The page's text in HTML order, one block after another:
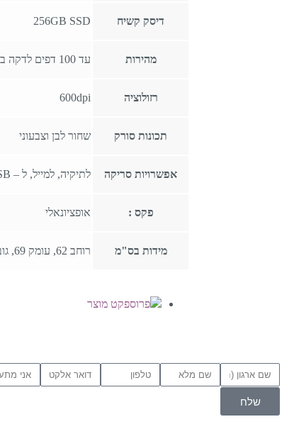
דיסק קשיח 256GB SSD
מהירות עד 100 דפים לדקה בשחור לבן ובצבע
רזולוציה 600dpi
תכונות סורק שחור לבן וצבעוני
אפשרויות סריקה לתיקיה, למייל, ל – USB, לרשת, ל – URL
פקס : אופציונאלי
מידות בס"מ רוחב 62, עומק 69, גובה 78
פרוספקט מוצר
שלח